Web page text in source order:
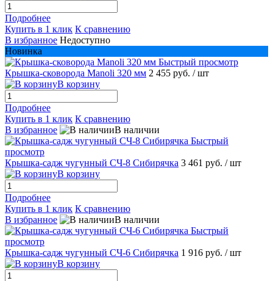
Подробнее
Купить в 1 клик К сравнению
В избранное Недоступно
Новинка
Быстрый просмотр
Крышка-сковорода Manoli 320 мм 2 455 руб. / шт
В корзину
Подробнее
Купить в 1 клик К сравнению
В избранное
В наличии
Быстрый
просмотр
Крышка-садж чугунный СЧ-8 Сибирячка 3 461 руб. / шт
В корзину
Подробнее
Купить в 1 клик К сравнению
В избранное
В наличии
Быстрый
просмотр
Крышка-садж чугунный СЧ-6 Сибирячка 1 916 руб. / шт
В корзину